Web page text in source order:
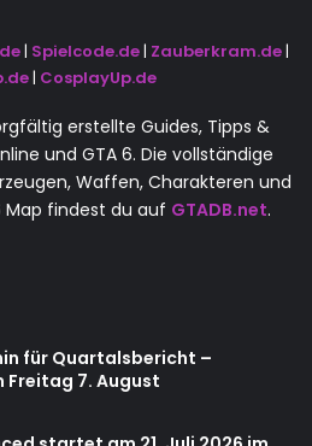
| Spielcode.de| Zauberkram.de|
| CosplayUp.de
erstellte Guides, Tipps &
und GTA 6. Die vollständige
Waffen, Charakteren und
Map findest du auf GTADB.net.
für Quartalsbericht –
Freitag 7. August